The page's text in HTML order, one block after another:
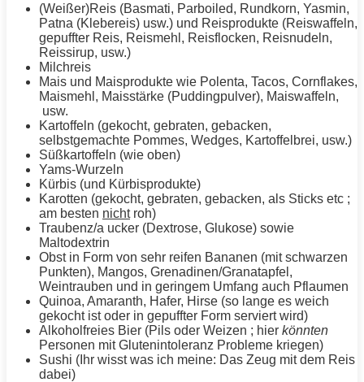
(Weißer)Reis (Basmati, Parboiled, Rundkorn, Yasmin,
Patna (Klebereis) usw.) und Reisprodukte (Reiswaffeln,
gepuffter Reis, Reismehl, Reisflocken, Reisnudeln,
Reissirup, usw.)
Milchreis
Mais und Maisprodukte wie Polenta, Tacos, Cornflakes,
Maismehl, Maisstärke (Puddingpulver), Maiswaffeln,
usw.
Kartoffeln (gekocht, gebraten, gebacken,
selbstgemachte Pommes, Wedges, Kartoffelbrei, usw.)
Süßkartoffeln (wie oben)
Yams-Wurzeln
Kürbis (und Kürbisprodukte)
Karotten (gekocht, gebraten, gebacken, als Sticks etc ;
am besten nichtroh)
Traubenz/a ucker (Dextrose, Glukose) sowie
Maltodextrin
Obst in Form von sehr reifen Bananen (mit schwarzen
Punkten), Mangos, Grenadinen/Granatapfel,
Weintrauben und in geringem Umfang auch Pflaumen
Quinoa, Amaranth, Hafer, Hirse (so lange es weich
gekocht ist oder in gepuffter Form serviert wird)
Alkoholfreies Bier (Pils oder Weizen ; hier könnten
Personen mit Glutenintoleranz Probleme kriegen)
Sushi (Ihr wisst was ich meine: Das Zeug mit dem Reis
dabei)